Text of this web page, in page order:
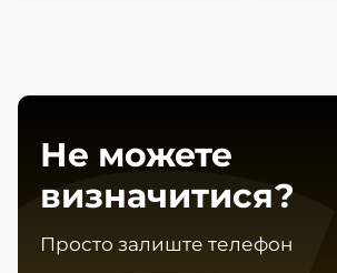
Не можете
визначитися?
Просто залиште телефон